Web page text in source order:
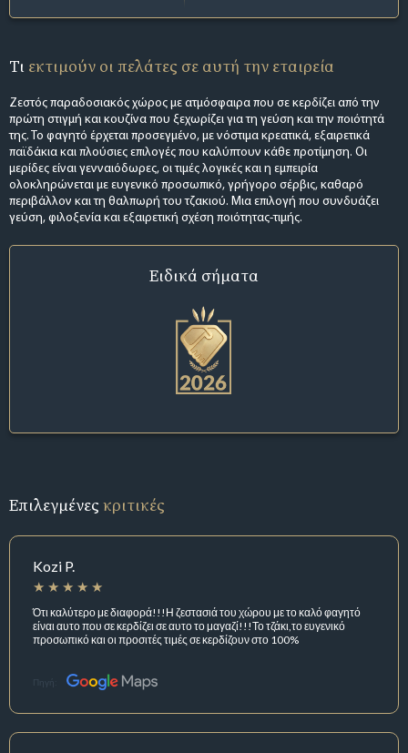
Τι εκτιμούν οι πελάτες σε αυτή την εταιρεία
Ζεστός παραδοσιακός χώρος με ατμόσφαιρα που σε κερδίζει από την
πρώτη στιγμή και κουζίνα που ξεχωρίζει για τη γεύση και την ποιότητά
της. Το φαγητό έρχεται προσεγμένο, με νόστιμα κρεατικά, εξαιρετικά
παϊδάκια και πλούσιες επιλογές που καλύπτουν κάθε προτίμηση. Οι
μερίδες είναι γενναιόδωρες, οι τιμές λογικές και η εμπειρία
ολοκληρώνεται με ευγενικό προσωπικό, γρήγορο σέρβις, καθαρό
περιβάλλον και τη θαλπωρή του τζακιού. Μια επιλογή που συνδυάζει
γεύση, φιλοξενία και εξαιρετική σχέση ποιότητας-τιμής.
Ειδικά σήματα
Επιλεγμένεςκριτικές
Kozi P.
Ότι καλύτερο με διαφορά!!!Η ζεστασιά του χώρου με το καλό φαγητό
είναι αυτο που σε κερδίζει σε αυτο το μαγαζί!!!Το τζάκι,το ευγενικό
προσωπικό και οι προσιτές τιμές σε κερδίζουν στο 100%
Πηγή: